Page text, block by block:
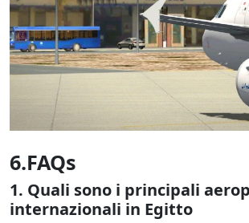
6.FAQs
1. Quali sono i principali
internazionali in Egitto